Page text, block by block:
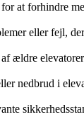
at forhindre
eller fejl,
ældre
nedbrud i